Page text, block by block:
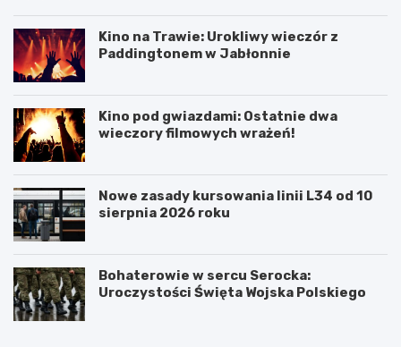
Kino na Trawie: Urokliwy wieczór z
Paddingtonem w Jabłonnie
Kino pod gwiazdami: Ostatnie dwa
wieczory filmowych wrażeń!
Nowe zasady kursowania linii L34 od 10
sierpnia 2026 roku
Bohaterowie w sercu Serocka:
Uroczystości Święta Wojska Polskiego